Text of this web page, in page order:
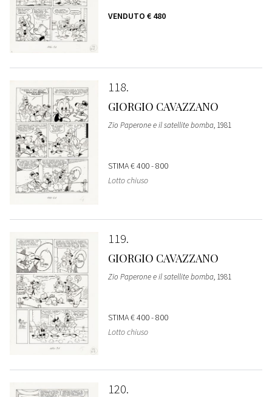
VENDUTO € 480
118
GIORGIO CAVAZZANO
Zio Paperone e il satellite bomba, 1981
STIMA€ 400 - 800
Lotto chiuso
119
GIORGIO CAVAZZANO
Zio Paperone e il satellite bomba, 1981
STIMA€ 400 - 800
Lotto chiuso
120